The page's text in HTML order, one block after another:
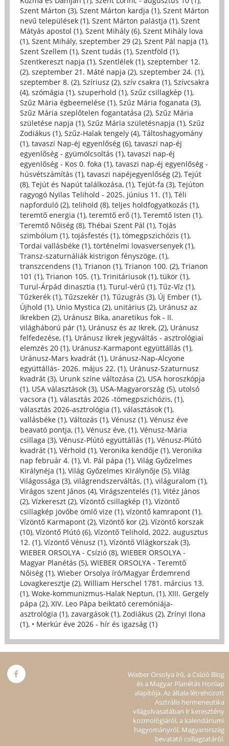
Szent Márton (3), Szent Márton kardja (1), Szent Márton
nevű települések (1), Szent Márton palástja (1), Szent
Mátyás apostol (1), Szent Mihály (6), Szent Mihály lova
(1), Szent Mihály, szeptember 29 (2), Szent Pál napja (1),
Szent Szellem (1), Szent tudás (1), Szentföld (1),
Szentkereszt napja (1), Szentlélek (1), szeptember 12.
(2), szeptember 21. Máté napja (2), szeptember 24. (1),
szeptember 8. (2), Szíriusz (2), szív csakra (1), Szívcsakra
(4), szómágia (1), szuperhold (1), Szűz csillagkép (1),
Szűz Mária égbeemelése (1), Szűz Mária foganata (3),
Szűz Mária szeplőtelen fogantatása (2), Szűz Mária
születése napja (1), Szűz Mária születésnapja (1), Szűz
Zodiákus (1), Szűz-Halak tengely (4), Táltoshagyomány
(1), tavaszi Nap-éj egyenlőség (6), tavaszi nap-éj
egyenlőség - gyümölcsoltás (1), tavaszi nap-éj
egyenlőség - Kos 0. foka (1), tavaszi nap-éj egyenlőség -
húsvétszámítás (1), tavaszi napéjegyenlőség (2), Tejút
(8), Tejút és Napút találkozása, (1), Tejút-fa (3), Tejúton
ragyogó Nyilas Telihold - 2025. június 11. (1), Téli
napforduló (2), telihold (8), teljes holdfogyatkozás (1),
teremtő energia (1), teremtő erő (1), Teremtő Isten (1),
Teremtő Nőiség (8), Thébai Szent Pál (1), Tojás
szimbólum (1), tojásfestés (1), tömegpszichózis (1),
Tordai vallásbéke (1), történelmi lovasversenyek (1),
Transz-szaturnáliák kistrigon fényszöge, (1),
transzcendens (1), Trianon (1), Trianon 100. (2), Trianon
101 (1), Trianon 105. (1), Trinitáriusok (1), tükör (1),
Turul-Árpád dinasztia (1), Turul-vérű (1), Tűz-Víz (1),
Tűzkerék (1), Tűzszekér (1), Tűzugrás (3), Új Ember (1),
Újhold (1), Unio Mystica (2), unitárius (2), Uránusz az
Ikrekben (2), Uránusz Bika, anaretikus fok - II.
világháború pár (1), Uránusz és az Ikrek, (2), Uránusz
felfedezése, (1), Uránusz Ikrek jegyváltás - asztrológiai
elemzés 20 (1), Uránusz-Karmapont együttállás (1),
Uránusz-Mars kvadrát (1), Uránusz-Nap-Alcyone
együttállás- 2026. május 22. (1), Uránusz-Szaturnusz
kvadrát (3), Urunk színe változása (2), USA horoszkópja
(1), USA választások (3), USA-Magyarország (5), utolsó
vacsora (1), választás 2026 -tömegpszichózis, (1),
választás 2026-asztrológia (1), választások (1),
vallásbéke (1), Változás (1), Vénusz (1), Vénusz éve
beavató pontja, (1), Vénusz éve, (1), Vénusz-Mária
csillaga (3), Vénusz-Plútó együttállás (1), Vénusz-Plútó
kvadrát (1), Vérhold (1), Veronika kendője (1), Veronika
nap február 4. (1), VI. Pál pápa (1), Világ Győzelmes
Királynéja (1), Világ Győzelmes Királynője (5), Világ
Világossága (3), világrendszerváltás, (1), világuralom (1),
Virágos szent János (4), Virágszentelés (1), Vitéz János
(2), Vízkereszt (2), Vízöntő csillagkép (1), Vízöntő
csillagkép jövőbe ömlő vize (1), vízöntő kamrapont (1),
Vízöntő Karmapont (2), Vizöntő kor (2), Vízöntő korszak
(10), Vízöntő Plútó (6), Vízöntő Telihold, 2022. augusztus
12. (1), Vízöntő Vénusz (1), Vízöntő Világkorszak (3),
WIEBER ORSOLYA - Csízió (8), WIEBER ORSOLYA -
Magyar Planétás (5), WIEBER ORSOLYA - Teremtő
Nőiség (1), Wieber Orsolya író/Magyar Érdemrend
Lovagkeresztje (2), William Herschel 1781. március 13.
(1), Woke-kommunizmus-Halak Neptun, (1), XIII. Gergely
pápa (2), XIV. Leo Pápa beiktató ceremóniája-
asztrológia (1), zavargások (1), Zodiákus (2), Zrínyi Ilona
(1), • Merkúr éve 2026 - hír és igazság (1)
Wieber Orsolya író, a Csízió Blog
és a Magyar Planétás Honlap
alapítója. Az általa létrehozott
Asztrális hermeneutika
világolvasatában ír keresztény
kozmológiáról, a kalendáriumi
hagyományról, Magyarország
bevatató csillagzatáról.